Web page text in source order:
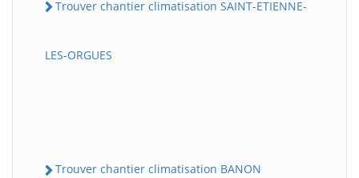
Trouver chantier climatisation SAINT-ETIENNE-
LES-ORGUES
Trouver chantier climatisation BANON